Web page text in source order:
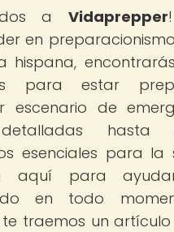
a Vidaprepper
en
hispana,
para estar
escenario de
hasta
esenciales para la
aquí para
en todo
te traemos un